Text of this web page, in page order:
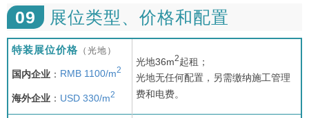
09 展位类型、价格和配置
特装展位价格 （光地）
国内企业 ： RMB 1100/m2
海外企业 ： USD 330/m2
光地36m2起租；
光地无任何配置，另需缴纳施工管理
费和电费。